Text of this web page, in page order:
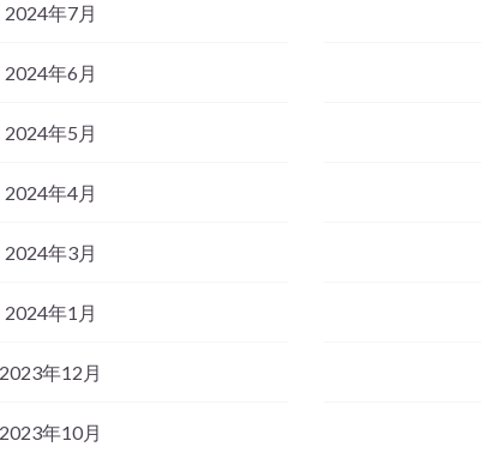
2024年7月
2024年6月
2024年5月
2024年4月
2024年3月
2024年1月
2023年12月
2023年10月